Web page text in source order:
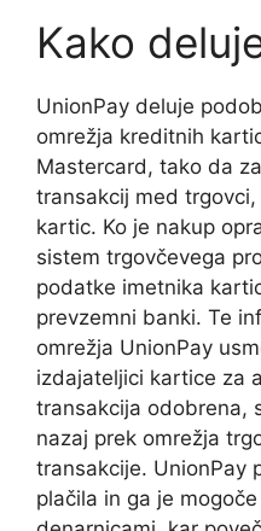
Kako
UnionPay deluje
omrežja kreditnih
Mastercard, tako da
transakcij med
kartic. Ko je nakup
sistem trgovčevega
podatke imetnika
prevzemni banki. Te
omrežja UnionPay
izdajateljici kartice za
transakcija odobrena,
nazaj prek omrežja
transakcije. UnionPay
plačila in ga je